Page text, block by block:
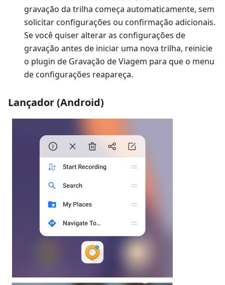
gravação da trilha começa automaticamente, sem
solicitar configurações ou confirmação adicionais.
Se você quiser alterar as configurações de
gravação antes de iniciar uma nova trilha, reinicie
o plugin de Gravação de Viagem para que o menu
de configurações reapareça.
Lançador (Android)